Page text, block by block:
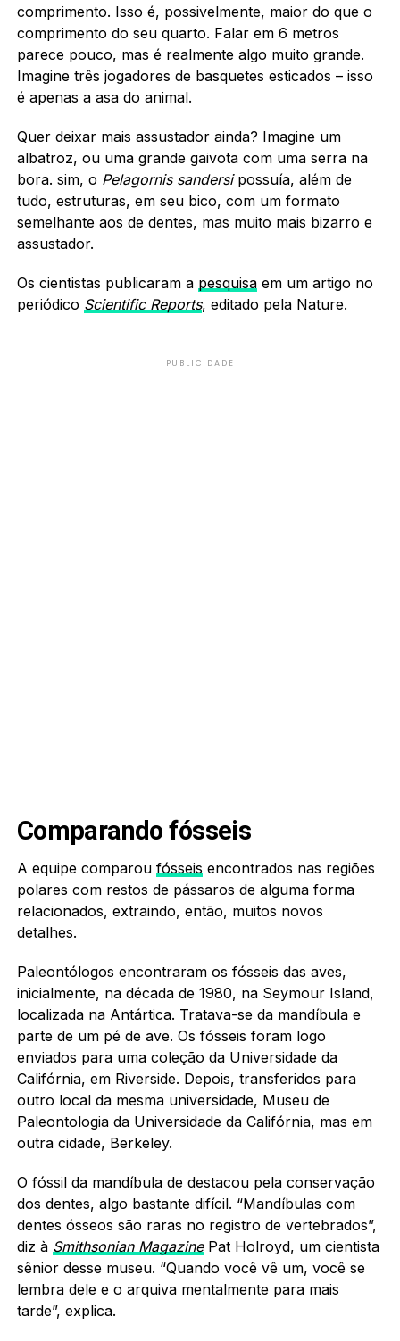
comprimento. Isso é, possivelmente, maior do que o
comprimento do seu quarto. Falar em 6 metros
parece pouco, mas é realmente algo muito grande.
Imagine três jogadores de basquetes esticados – isso
é apenas a asa do animal.
Quer deixar mais assustador ainda? Imagine um
albatroz, ou uma grande gaivota com uma serra na
bora. sim, o Pelagornis sandersi possuía, além de
tudo, estruturas, em seu bico, com um formato
semelhante aos de dentes, mas muito mais bizarro e
assustador.
Os cientistas publicaram a pesquisaem um artigo no
periódico Scientific Reports, editado pela Nature.
PUBLICIDADE
Comparando fósseis
A equipe comparou fósseis encontrados nas regiões
polares com restos de pássaros de alguma forma
relacionados, extraindo, então, muitos novos
detalhes.
Paleontólogos encontraram os fósseis das aves,
inicialmente, na década de 1980, na Seymour Island,
localizada na Antártica. Tratava-se da mandíbula e
parte de um pé de ave. Os fósseis foram logo
enviados para uma coleção da Universidade da
Califórnia, em Riverside. Depois, transferidos para
outro local da mesma universidade, Museu de
Paleontologia da Universidade da Califórnia, mas em
outra cidade, Berkeley.
O fóssil da mandíbula de destacou pela conservação
dos dentes, algo bastante difícil. “Mandíbulas com
dentes ósseos são raras no registro de vertebrados”,
diz à Smithsonian MagazinePat Holroyd, um cientista
sênior desse museu. “Quando você vê um, você se
lembra dele e o arquiva mentalmente para mais
tarde”, explica.